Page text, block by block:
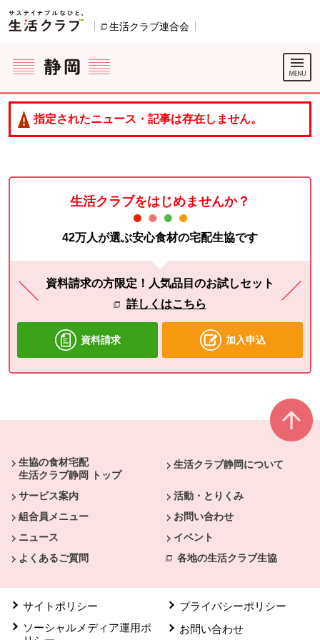
ページの先頭です。
生活クラブ連合会
ここからサイト内共通メニューです。
サイト内共通メニューをスキップする
サイト内共通メニューここまで。
指定されたニュース・記事は存在しません。
生活クラブをはじめませんか？
42万人が選ぶ安心食材の宅配生協です
資料請求の方限定！人気品目のお試しセット
詳しくはこちら
資料請求 加入申込
生協の食材宅配
生活クラブ静岡 トップ
生活クラブ静岡について
サービス案内
活動・とりくみ
組合員メニュー
お問い合わせ
ニュース
イベント
よくあるご質問
各地の生活クラブ生協
サイトポリシー
プライバシーポリシー
ソーシャルメディア運用ポ
お問い合わせ